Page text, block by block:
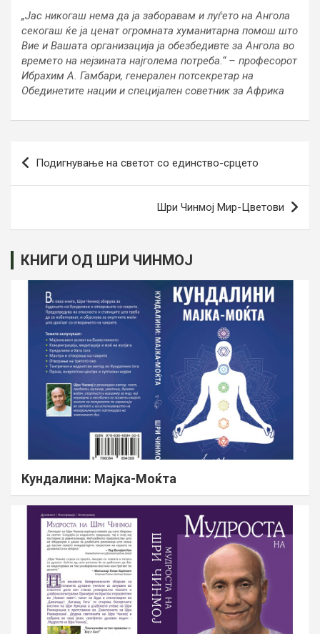
„Јас никогаш нема да ја заборавам и луѓето на Ангола
секогаш ќе ја ценат огромната хуманитарна помош што
Вие и Вашата организација ја обезбедивте за Ангола во
времето на нејзината најголема потреба.“ – професорот
Ибрахим А. Гамбари, генерален потсекретар на
Обединетите нации и специјален советник за Африка
Post
navigation
Подигнување на светот со единство-срцето
Шри Чинмој Мир-Цветови
КНИГИ ОД ШРИ ЧИНМОЈ
Кундалини: Мајка-Моќта